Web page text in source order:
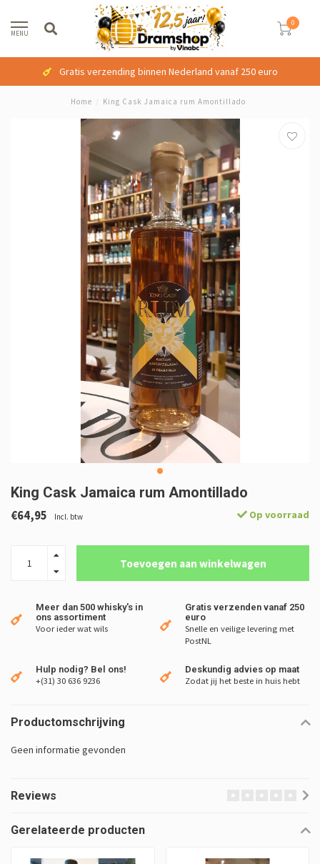
MENU
0
Gratis verzending binnen Nederland vanaf 250 euro
Home King Cask Jamaica rum Amontillado
King Cask Jamaica rum Amontillado
€64,95 Incl. btw Op voorraad
Toevoegen aan winkelwagen
Meer dan 500 whisky's in
ons assortiment
Voor ieder wat wils
Gratis verzenden vanaf 250
euro
Snelle en veilige levering met
PostNL
Hulp nodig? Bel ons!
+(31) 30 636 9236
Deskundig advies op maat
Zodat jij het beste in huis hebt
Productomschrijving
Geen informatie gevonden
Reviews
Gerelateerde producten